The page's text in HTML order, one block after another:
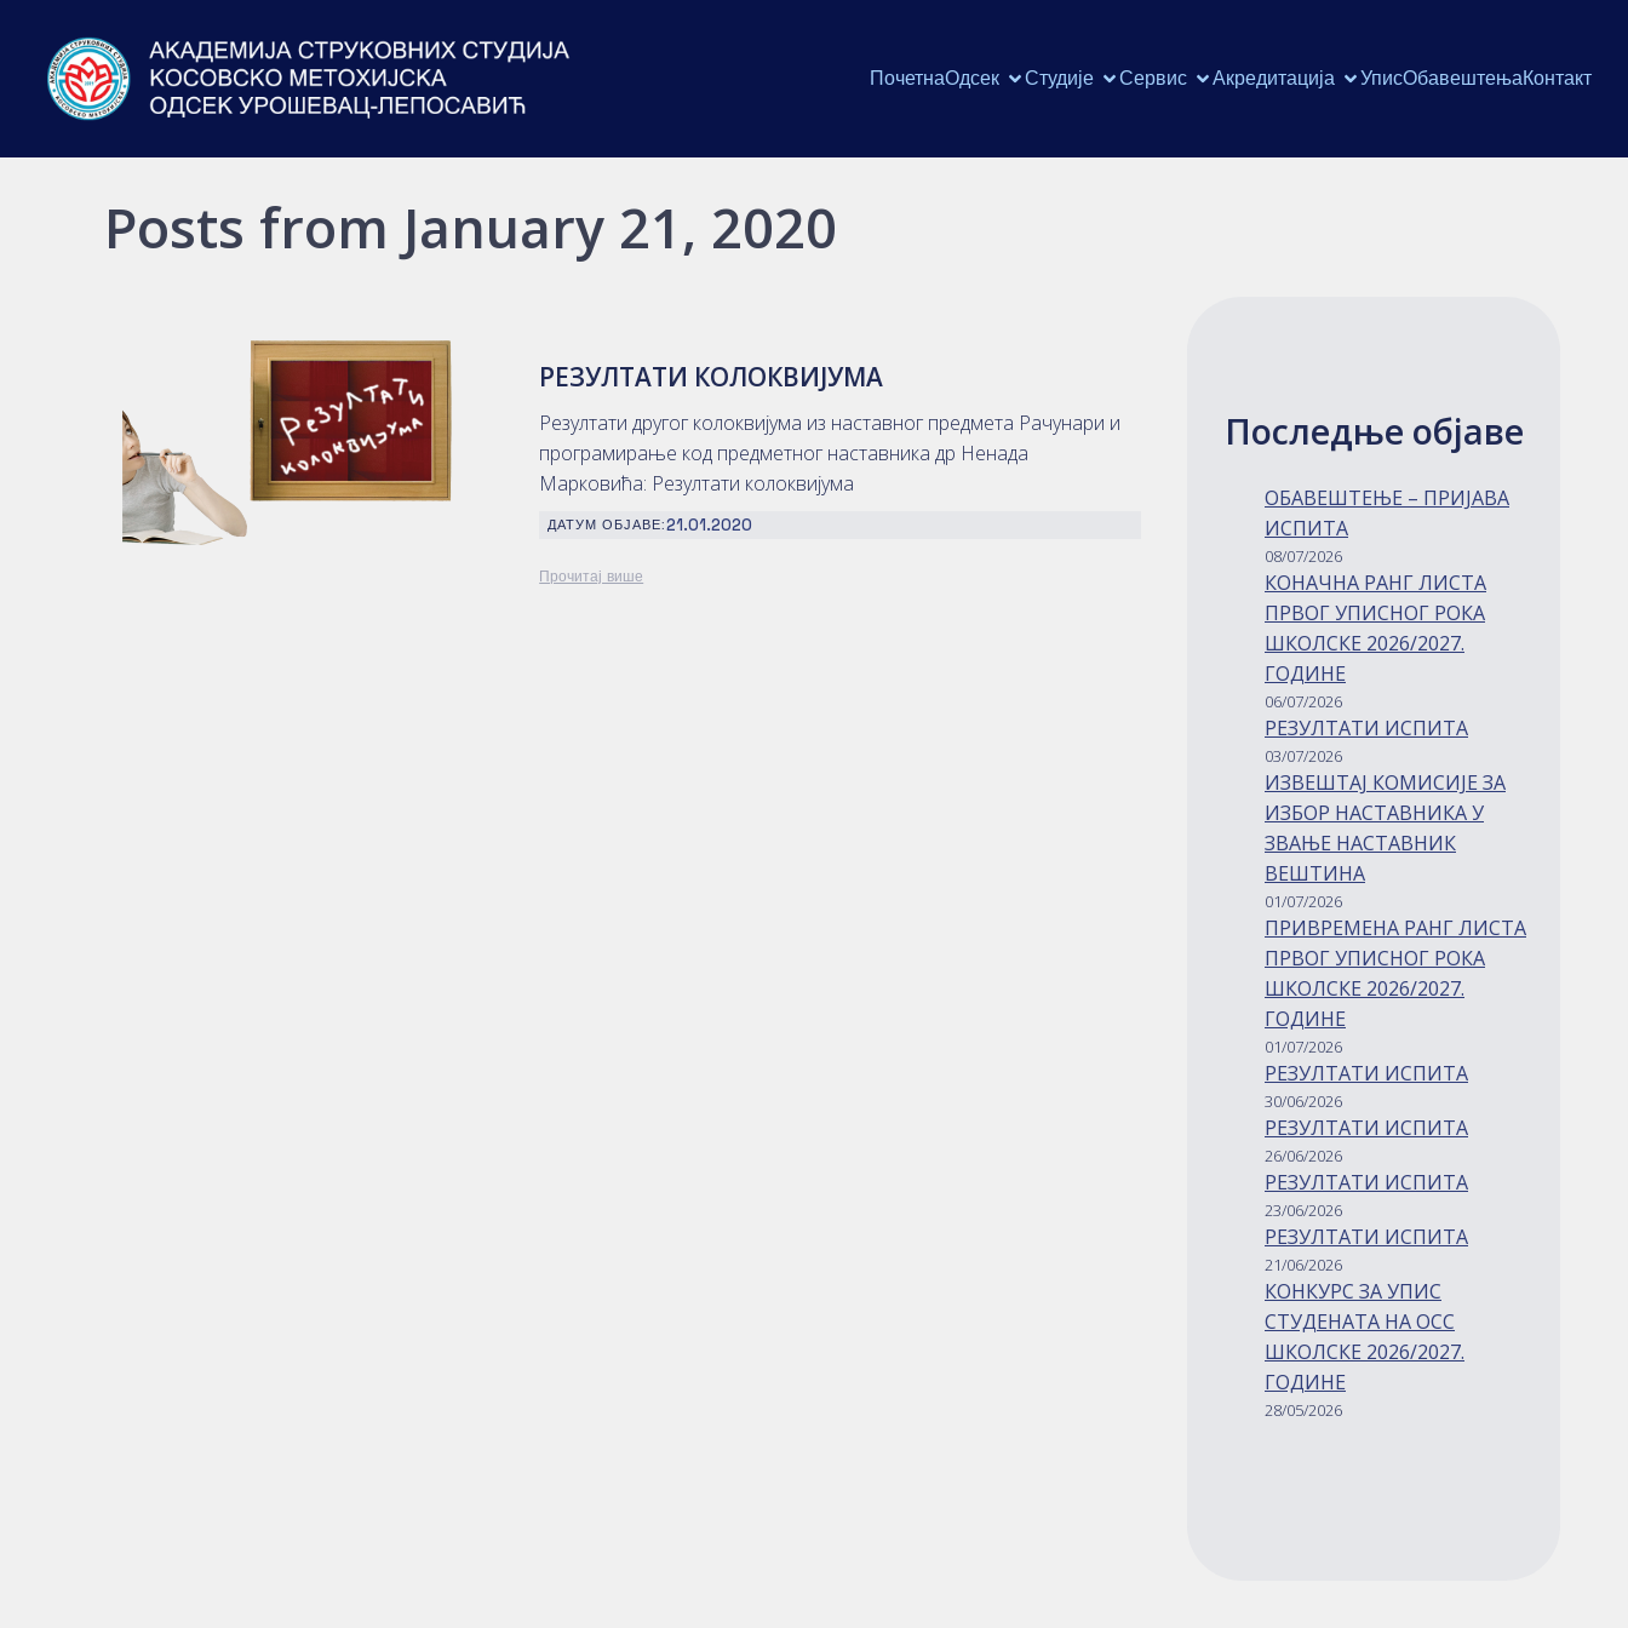
ПочетнаОдсек Студије Сервис Акредитација УписОбавештењаКонтакт
Posts from January 21, 2020
РЕЗУЛТАТИ КОЛОКВИЈУМА
Резултати другог колоквијума из наставног предмета Рачунари и
програмирање код предметног наставника др Ненада
Марковића: Резултати колоквијума
ДАТУМ ОБЈАВЕ:21.01.2020
Прочитај више
Последње објаве
ОБАВЕШТЕЊЕ – ПРИЈАВА
ИСПИТА
08/07/2026
КОНАЧНА РАНГ ЛИСТА
ПРВОГ УПИСНОГ РОКА
ШКОЛСКЕ 2026/2027.
ГОДИНЕ
06/07/2026
РЕЗУЛТАТИ ИСПИТА
03/07/2026
ИЗВЕШТАЈ КОМИСИЈЕ ЗА
ИЗБОР НАСТАВНИКА У
ЗВАЊЕ НАСТАВНИК
ВЕШТИНА
01/07/2026
ПРИВРЕМЕНА РАНГ ЛИСТА
ПРВОГ УПИСНОГ РОКА
ШКОЛСКЕ 2026/2027.
ГОДИНЕ
01/07/2026
РЕЗУЛТАТИ ИСПИТА
30/06/2026
РЕЗУЛТАТИ ИСПИТА
26/06/2026
РЕЗУЛТАТИ ИСПИТА
23/06/2026
РЕЗУЛТАТИ ИСПИТА
21/06/2026
КОНКУРС ЗА УПИС
СТУДЕНАТА НА ОСС
ШКОЛСКЕ 2026/2027.
ГОДИНЕ
28/05/2026